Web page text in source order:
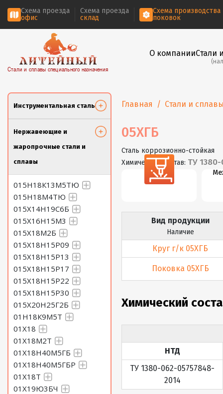
Схема проезда
офис
Схема проезда
склад
Схема производства
поковок
Стали и сплавы специального назначения
О компанииСтали
Инструментальная сталь
Нержавеющие и
жаропрочные стали и
сплавы
015Н18К13М5ТЮ
015Н18М4ТЮ
015Х14Н19С6Б
015Х16Н15М3
015Х18М2Б
015Х18Н15Р09
015Х18Н15Р13
015Х18Н15Р17
015Х18Н15Р22
015Х18Н15Р30
015Х20Н25Г2Б
01Н18К9М5Т
01Х18
01Х18М2Т
01Х18Н40М5ГБ
01Х18Н40М5ГБР
01Х18Т
01Х19Ю3БЧ
Главная Стали и
05ХГБ
Сталь коррозионно-стойкая
Химический состав: ТУ
Резка
Вид продукции
Наличие
Круг г/к 05ХГБ
Поковка 05ХГБ
Химический
НТД
ТУ 1380-062-05757848-
2014